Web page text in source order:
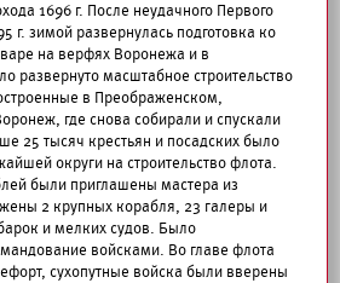
1696 г. После неудачного Первого
г. зимой развернулась подготовка ко
на верфях Воронежа и в
развернуто масштабное строительство
в Преображенском,
где снова собирали и спускали
25 тысяч крестьян и посадских было
округи на строительство флота.
были приглашены мастера из
2 крупных корабля, 23 галеры и
и мелких судов. Было
войсками. Во главе флота
сухопутные войска были вверены